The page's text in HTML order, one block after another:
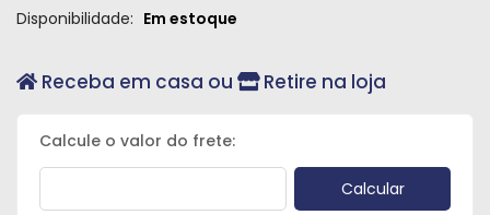
Mecânica
Disponibilidade: Em estoque
Receba em casa ou Retire na loja